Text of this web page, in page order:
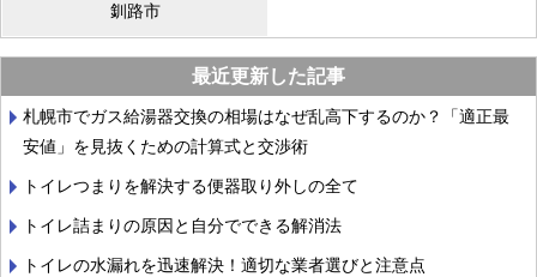
釧路市
最近更新した記事
札幌市でガス給湯器交換の相場はなぜ乱高下するのか？「適正最
安値」を見抜くための計算式と交渉術
トイレつまりを解決する便器取り外しの全て
トイレ詰まりの原因と自分でできる解消法
トイレの水漏れを迅速解決！適切な業者選びと注意点